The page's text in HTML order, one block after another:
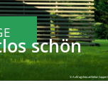
schön
© Auftragsfoto.at/Stefan Sappert